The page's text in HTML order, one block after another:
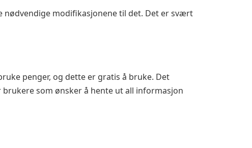
nødvendige modifikasjonene til det. Det er svært
penger, og dette er gratis å bruke. Det
som ønsker å hente ut all informasjon